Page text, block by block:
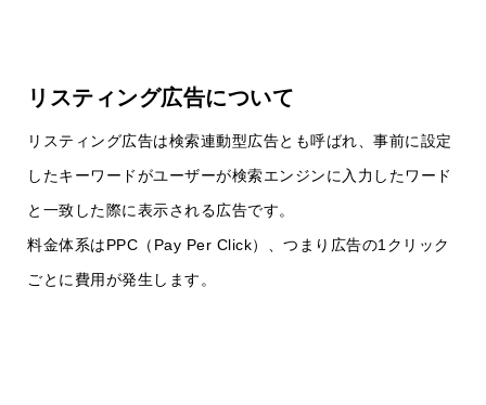
リスティング広告について
リスティング広告は検索連動型広告とも呼ばれ、事前に設定
したキーワードがユーザーが検索エンジンに入力したワード
と一致した際に表示される広告です。
料金体系はPPC（Pay Per Click）、つまり広告の1クリック
ごとに費用が発生します。